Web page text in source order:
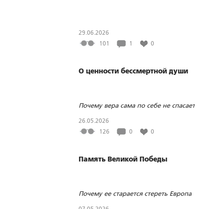
29.06.2026
101
1 0
О ценности бессмертной души
Почему вера сама по себе не спасает
26.05.2026
126
0 0
Память Великой Победы
Почему ее старается стереть Европа